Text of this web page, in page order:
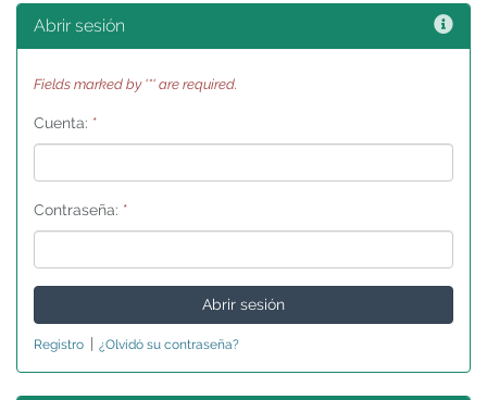
Abrir sesión
Fields marked by '*' are required.
Cuenta: *
Contraseña: *
Registro | ¿Olvidó su contraseña?